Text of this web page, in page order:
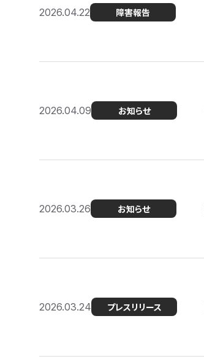
2026.04.22 障害報告
2026.04.09 お知らせ
2026.03.26 お知らせ
2026.03.24 プレスリリース